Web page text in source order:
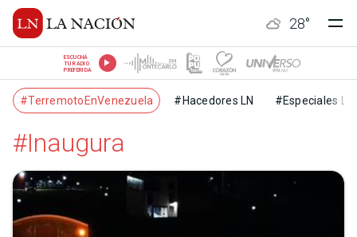
28°
ESCUCHÁ
TU RADIO
PREFERIDA
#TerremotoEnVenezuela #Hacedores LN #Especiales LN
#Inaugura